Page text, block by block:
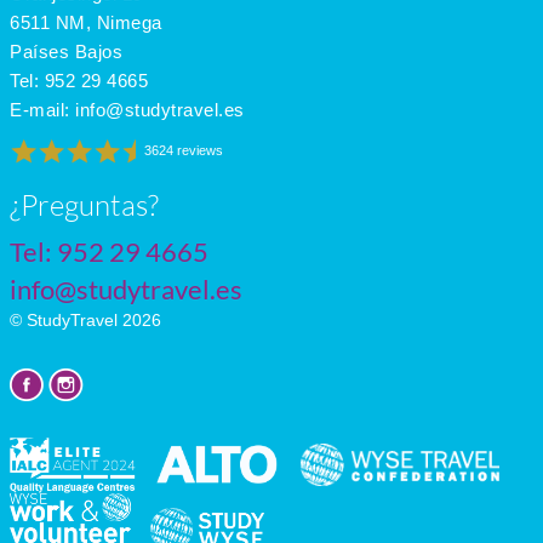
July
6511 NM, Nimega
Países Bajos
Tel: 952 29 4665
E-mail: info@studytravel.es
3624 reviews
¿Preguntas?
Tel: 952 29 4665
info@studytravel.es
© StudyTravel 2026